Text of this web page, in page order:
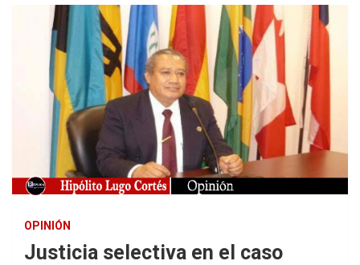
OPINIÓN
Justicia selectiva en el caso